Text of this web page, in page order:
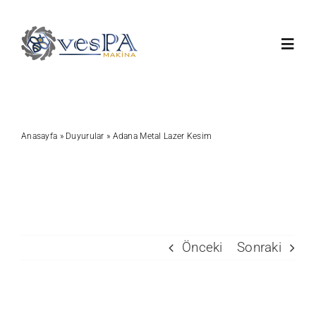
content
Anasayfa » Duyurular » Adana Metal Lazer Kesim
Önceki Sonraki